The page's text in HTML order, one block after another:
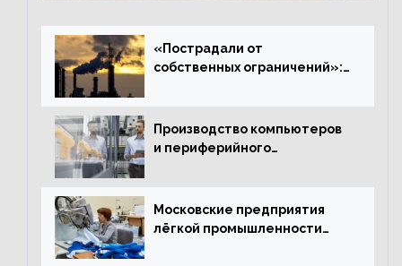
«Пострадали от
собственных ограничений»:
промышленности
Производство компьютеров
и периферийного
Московские предприятия
лёгкой промышленности